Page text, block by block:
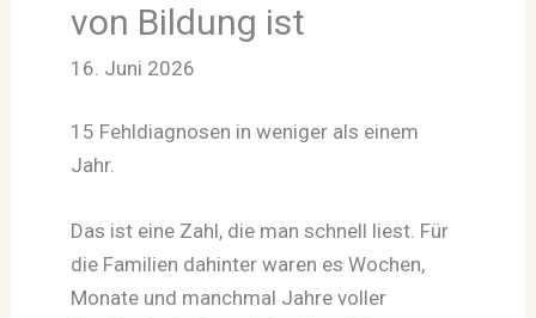
von Bildung ist
16. Juni 2026
15 Fehldiagnosen in weniger als einem
Jahr.
Das ist eine Zahl, die man schnell liest. Für
die Familien dahinter waren es Wochen,
Monate und manchmal Jahre voller